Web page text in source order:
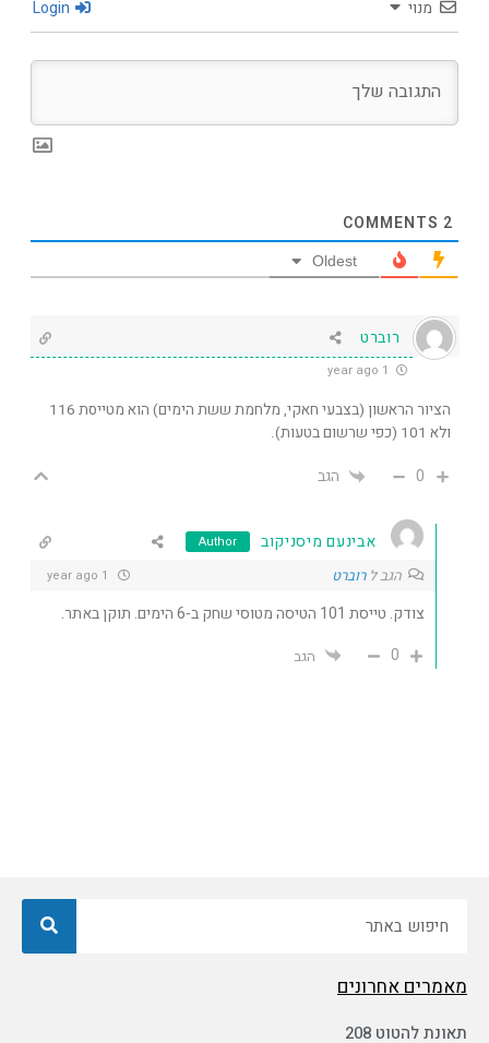
מנוי
2
Oldest
רוברט
הציור הראשון (בצבעי חאקי, מלחמת ששת הימים) הוא מטייסת 116
ולא 101 (כפי שרשום בטעות).
0 הגב
אבינעם מיסניקוב Author
הגב לרוברט
צודק. טייסת 101 הטיסה מטוסי שחק ב-6 הימים. תוקן באתר.
0
הגב
מאמרים אחרונים
תאונת להטוט 208